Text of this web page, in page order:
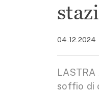
04.12.2024
soffio di